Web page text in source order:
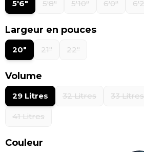
5'6" 5'8" 5'10" 6'0"
Largeur en pouces
20" 21" 22"
Volume
29 Litres 32 Litres 33 Litres
41 Litres
Couleur